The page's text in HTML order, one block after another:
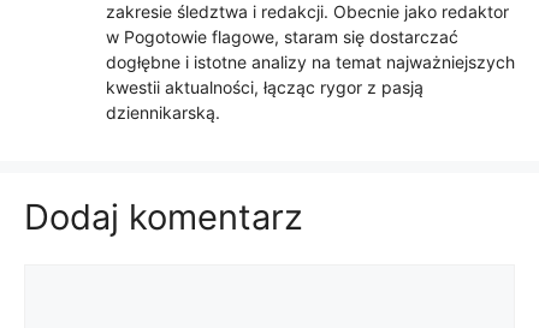
zakresie śledztwa i redakcji. Obecnie jako redaktor
w Pogotowie flagowe, staram się dostarczać
dogłębne i istotne analizy na temat najważniejszych
kwestii aktualności, łącząc rygor z pasją
dziennikarską.
Dodaj komentarz